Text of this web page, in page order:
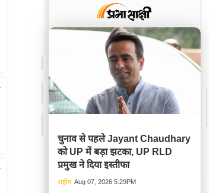
चुनाव से पहले Jayant Chaudhary
को UP में बड़ा झटका, UP RLD
प्रमुख ने दिया इस्तीफा
राष्ट्रीय Aug 07, 2026 5:29PM